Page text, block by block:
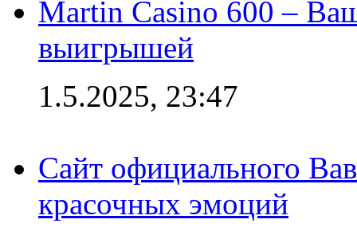
Martin Casino 600 –
выигрышей
1.5.2025, 23:47
Сайт официального
красочных эмоций